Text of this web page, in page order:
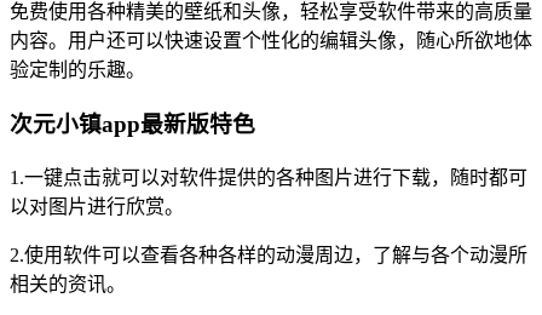
免费使用各种精美的壁纸和头像，轻松享受软件带来的高质量
内容。用户还可以快速设置个性化的编辑头像，随心所欲地体
验定制的乐趣。
次元小镇app最新版特色
1.一键点击就可以对软件提供的各种图片进行下载，随时都可
以对图片进行欣赏。
2.使用软件可以查看各种各样的动漫周边，了解与各个动漫所
相关的资讯。